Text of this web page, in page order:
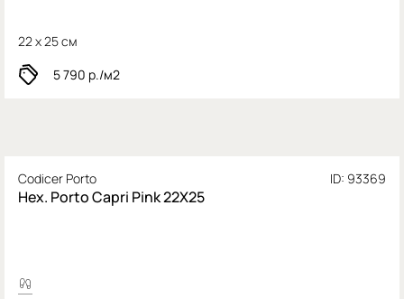
22 x 25 см
5 790 р./м2
Codicer Porto ID: 93369
Hex. Porto Capri Pink 22X25